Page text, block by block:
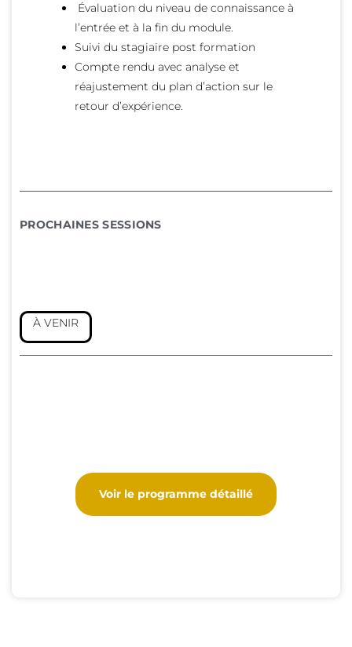
Évaluation du niveau de connaissance à
l’entrée et à la fin du module.
Suivi du stagiaire post formation
Compte rendu avec analyse et
réajustement du plan d’action sur le
retour d’expérience.
PROCHAINES SESSIONS
À VENIR
Voir le programme détaillé